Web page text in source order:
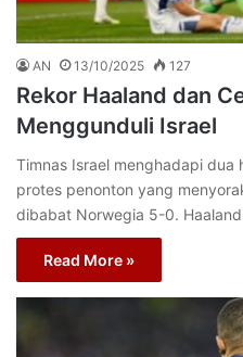
AN 13/10/2025 127
Rekor Haaland dan
Menggunduli Israel
Timnas Israel menghadapi dua
protes penonton yang
dibabat Norwegia 5-0.
Read More »